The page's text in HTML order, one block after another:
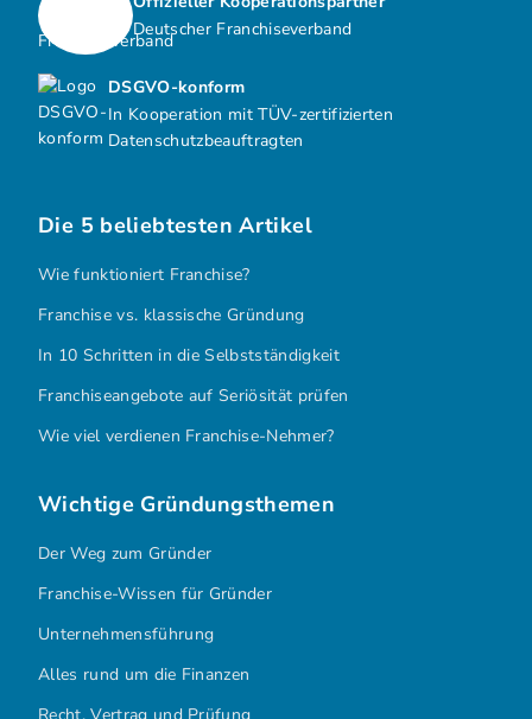
DSGVO-konform
In Kooperation mit TÜV-zertifizierten
Datenschutzbeauftragten
Deutscher Franchiseverband
Die 5 beliebtesten Artikel
Wie funktioniert Franchise?
Franchise vs. klassische Gründung
In 10 Schritten in die Selbstständigkeit
Franchiseangebote auf Seriösität prüfen
Wie viel verdienen Franchise-Nehmer?
Wichtige Gründungsthemen
Der Weg zum Gründer
Franchise-Wissen für Gründer
Unternehmensführung
Alles rund um die Finanzen
Recht, Vertrag und Prüfung